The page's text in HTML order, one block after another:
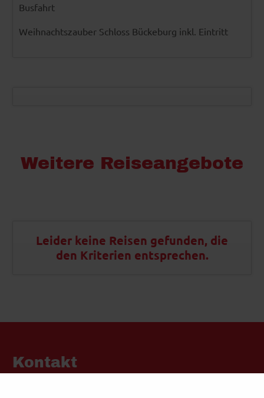
Busfahrt
Weihnachtszauber Schloss Bückeburg inkl. Eintritt
Weitere Reiseangebote
Leider keine Reisen gefunden, die
den Kriterien entsprechen.
Kontakt